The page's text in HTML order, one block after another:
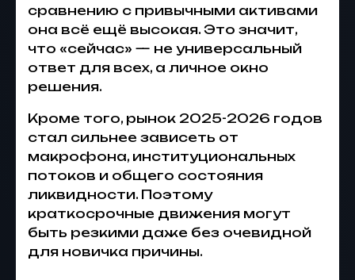
сравнению с привычными активами
она всё ещё высокая. Это значит,
что «сейчас» — не универсальный
ответ для всех, а личное окно
решения.
Кроме того, рынок 2025-2026 годов
стал сильнее зависеть от
макрофона, институциональных
потоков и общего состояния
ликвидности. Поэтому
краткосрочные движения могут
быть резкими даже без очевидной
для новичка причины.